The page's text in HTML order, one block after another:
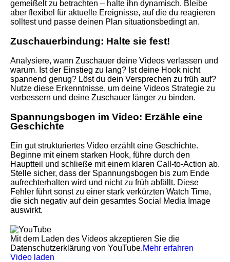
gemeißelt zu betrachten – halte ihn dynamisch. Bleibe
aber flexibel für aktuelle Ereignisse, auf die du reagieren
solltest und passe deinen Plan situationsbedingt an.
Zuschauerbindung: Halte sie fest!
Analysiere, wann Zuschauer deine Videos verlassen und
warum. Ist der Einstieg zu lang? Ist deine Hook nicht
spannend genug? Löst du dein Versprechen zu früh auf?
Nutze diese Erkenntnisse, um deine Videos Strategie zu
verbessern und deine Zuschauer länger zu binden.
Spannungsbogen im Video: Erzähle eine
Geschichte
Ein gut strukturiertes Video erzählt eine Geschichte.
Beginne mit einem starken Hook, führe durch den
Hauptteil und schließe mit einem klaren Call-to-Action ab.
Stelle sicher, dass der Spannungsbogen bis zum Ende
aufrechterhalten wird und nicht zu früh abfällt. Diese
Fehler führt sonst zu einer stark verkürzten Watch Time,
die sich negativ auf dein gesamtes Social Media Image
auswirkt.
Mit dem Laden des Videos akzeptieren Sie die
Datenschutzerklärung von YouTube.Mehr erfahren
Video laden